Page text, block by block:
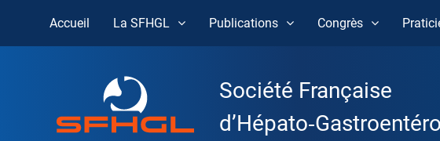
Skip
Accueil La SFHGL Publications Congrès
Société Française